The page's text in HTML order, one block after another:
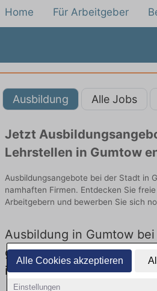
Alle Cookies akzeptieren
Einstellungen
Home Für Arbeitgeber
Ausbildung Alle Jobs
Jetzt
Lehrstellen in Gumtow
Ausbildungsangebote bei der Stadt in
namhaften Firmen. Entdecken Sie
Arbeitgebern und bewerben Sie sich
Ausbildung in Gumtow
gibt es keine
in Gumtow